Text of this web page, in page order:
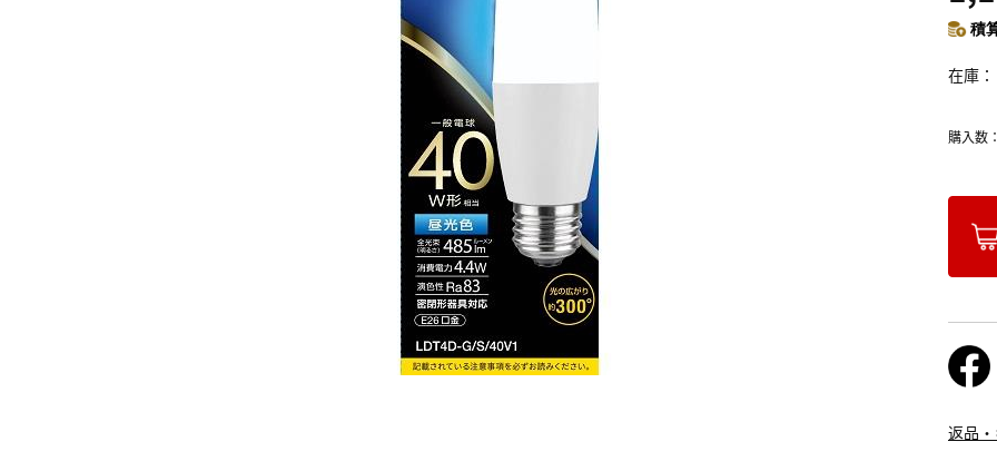
積
在庫
購入数
返品